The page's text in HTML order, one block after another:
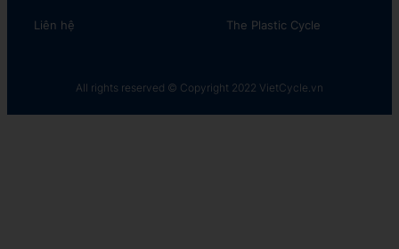
Liên hệ The Plastic Cycle​
All rights reserved © Copyright 2022 VietCycle.vn